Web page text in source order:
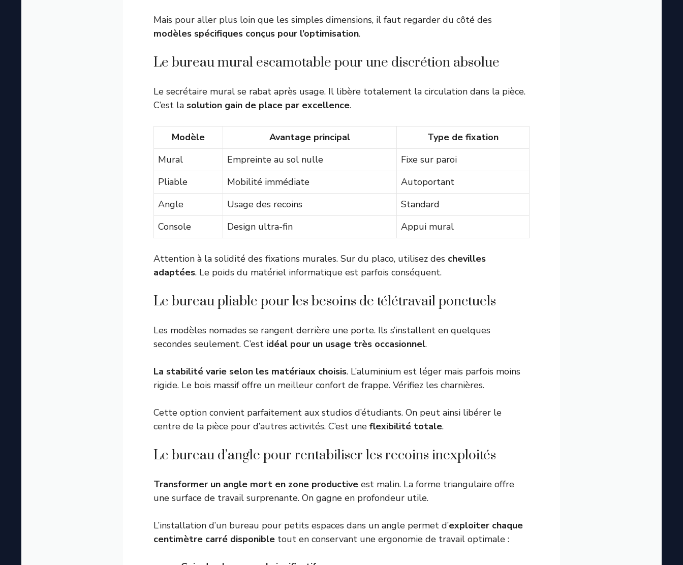
Mais pour aller plus loin que les simples dimensions, il faut regarder du côté des
modèles spécifiques conçus pour l’optimisation.
Le bureau mural escamotable pour une discrétion absolue
Le secrétaire mural se rabat après usage. Il libère totalement la circulation dans la pièce.
C’est la solution gain de place par excellence.
Modèle Avantage principal
Type de fixation
Mural
Empreinte au sol nulle
Fixe sur paroi
Pliable
Mobilité immédiate
Autoportant
Angle
Usage des recoins
Standard
Console
Design ultra-fin Appui mural
Attention à la solidité des fixations murales. Sur du placo, utilisez des chevilles
adaptées. Le poids du matériel informatique est parfois conséquent.
Le bureau pliable pour les besoins de télétravail ponctuels
Les modèles nomades se rangent derrière une porte. Ils s’installent en quelques
secondes seulement. C’est idéal pour un usage très occasionnel.
La stabilité varie selon les matériaux choisis. L’aluminium est léger mais parfois moins
rigide. Le bois massif offre un meilleur confort de frappe. Vérifiez les charnières.
Cette option convient parfaitement aux studios d’étudiants. On peut ainsi libérer le
centre de la pièce pour d’autres activités. C’est une flexibilité totale.
Le bureau d’angle pour rentabiliser les recoins inexploités
Transformer un angle mort en zone productive est malin. La forme triangulaire offre
une surface de travail surprenante. On gagne en profondeur utile.
L’installation d’un bureau pour petits espaces dans un angle permet d’exploiter chaque
centimètre carré disponible tout en conservant une ergonomie de travail optimale :